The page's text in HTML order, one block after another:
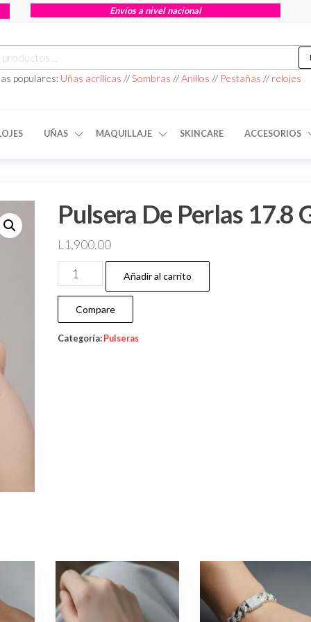
Envíos a nivel nacional
populares: Uñas acrílicas //Sombras //Anillos // Pestañas // relojes
UÑAS MAQUILLAJE SKINCARE ACCESORIOS
Pulsera De Perlas 17.8
L 1,900.00
Añadir al carrito
Compare
Categoría: Pulseras